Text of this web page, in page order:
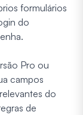
formulários
do
Pro ou
campos
do
de